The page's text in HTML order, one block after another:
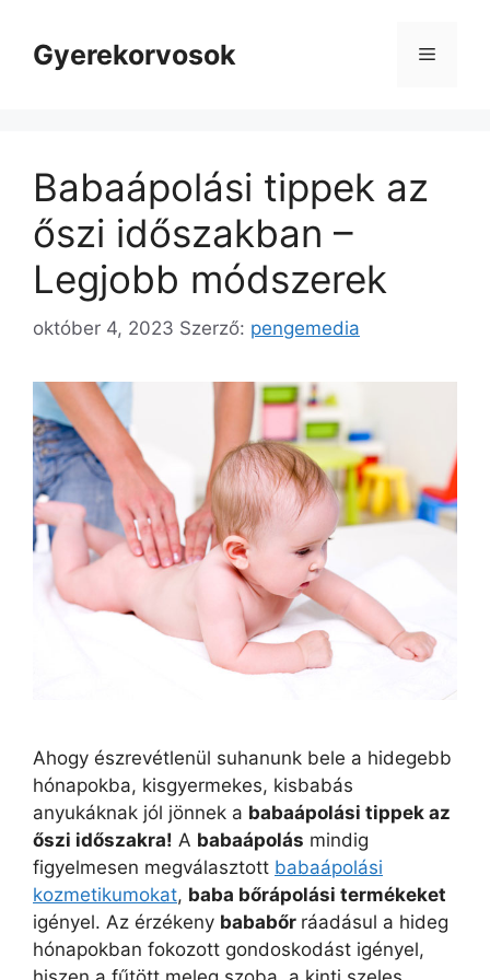
tartalomba
Gyerekorvosok Menü
Babaápolási tippek az
őszi időszakban –
Legjobb módszerek
október 4, 2023 Szerző: pengemedia
Ahogy észrevétlenül suhanunk bele a hidegebb
hónapokba, kisgyermekes, kisbabás
anyukáknak jól jönnek a babaápolási tippek az
őszi időszakra! A babaápolás mindig
figyelmesen megválasztott babaápolási
kozmetikumokat, baba bőrápolási termékeket
igényel. Az érzékeny bababőr ráadásul a hideg
hónapokban fokozott gondoskodást igényel,